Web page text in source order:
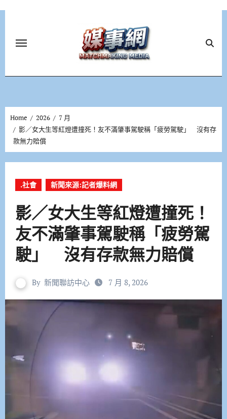
Home 2026
7 月
影／女大生等紅燈遭撞死！友不滿肇事駕駛稱「疲勞駕駛」 沒有存
款無力賠償
.社會 新聞來源:記者爆料網
影／女大生等紅燈遭撞死！
友不滿肇事駕駛稱「疲勞駕
駛」 沒有存款無力賠償
By 新聞聯訪中心 7 月 8, 2026